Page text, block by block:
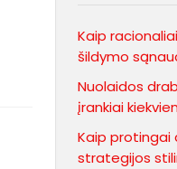
Kaip
šildymo
Nuolaidos
įrankiai
Kaip protingai
strategijos